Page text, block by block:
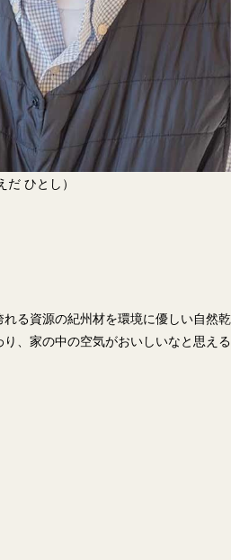
だ ひとし）
る資源の紀州材を環境に優しい自然乾
、家の中の空気がおいしいなと思える